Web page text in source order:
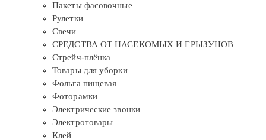
Пакеты фасовочные
Рулетки
Свечи
СРЕДСТВА ОТ НАСЕКОМЫХ И ГРЫЗУНОВ
Стрейч-плёнка
Товары для уборки
Фольга пищевая
Фоторамки
Электрические звонки
Электротовары
Клей